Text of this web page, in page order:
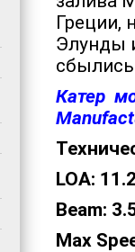
Греции,
Элунды
сбылись
Катер
LOA:
Beam:
Max